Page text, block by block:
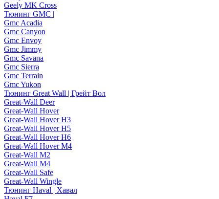
Geely MK Cross
Тюнинг GMC |
Gmc Acadia
Gmc Canyon
Gmc Envoy
Gmc Jimmy
Gmc Savana
Gmc Sierra
Gmc Terrain
Gmc Yukon
Тюнинг Great Wall | Грейт Вол
Great-Wall Deer
Great-Wall Hover
Great-Wall Hover H3
Great-Wall Hover H5
Great-Wall Hover H6
Great-Wall Hover M4
Great-Wall M2
Great-Wall M4
Great-Wall Safe
Great-Wall Wingle
Тюнинг Haval | Хавал